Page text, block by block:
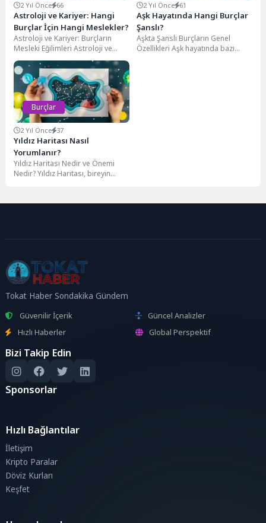
2 Yıl Önce 66
Astroloji ve Kariyer: Hangi
Burçlar İçin Hangi Meslekler?
Astroloji ve Kariyer: Burçların
Mesleki Eğilimleri Astroloji ve
kariyer bağlantısı, bireylerin
mesleki seçimlerinde önemli bir...
2 Yıl Önce 61
Aşk Hayatında Hangi Burçlar
Şanslı?
Aşkta Şanslı Burçların Genel
Özellikleri Aşk hayatında bazı
Burçlar
2 Yıl Önce 37
Yıldız Haritası Nasıl
Yorumlanır?
Yıldız Haritası Nedir ve Önemi
Nedir? Yıldız Haritası, bireyin
Tokat Haber Sondakika Gündem
Güvenilir İçerik
Güncel Analizler
Hızlı Haberler
Global Perspektif
Bizi Takip Edin
Sponsorlar
Hızlı Bağlantılar
İletişim
Kripto Paralar
Döviz Kurları
Keşfet